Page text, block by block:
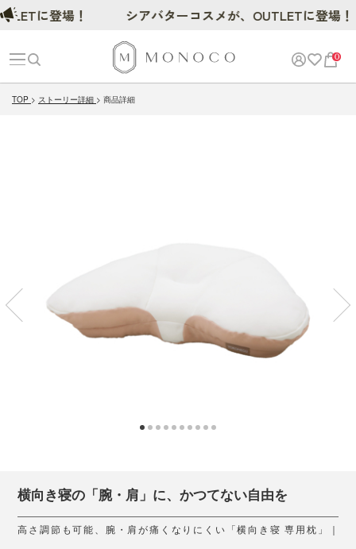
0
TOP ストーリー詳細 商品詳細
横向き寝の「腕・肩」に、かつてない自由を
高さ調節も可能、腕・肩が痛くなりにくい「横向き寝 専用枕」｜
に登場！ シアバターコスメが、OUTLETに登場！